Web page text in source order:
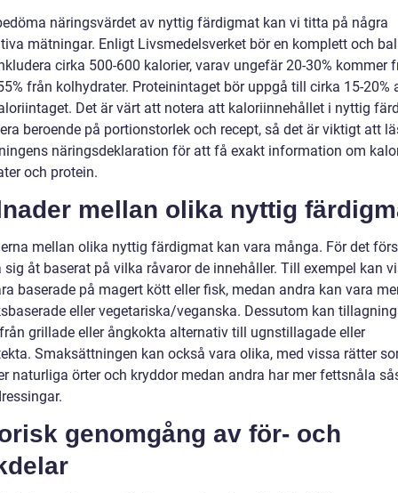
näringsvärdet av nyttig färdigmat kan vi titta på några
mätningar. Enligt Livsmedelsverket bör en komplett och
cirka 500-600 kalorier, varav ungefär 20-30% kommer
från kolhydrater. Proteinintaget bör uppgå till cirka 15-20%
Det är värt att notera att kaloriinnehållet i nyttig
beroende på portionstorlek och recept, så det är viktigt att
näringsdeklaration för att få exakt information om
och protein.
mellan olika nyttig
mellan olika nyttig färdigmat kan vara många. För det
sig åt baserat på vilka råvaror de innehåller. Till exempel kan
baserade på magert kött eller fisk, medan andra kan vara
eller vegetariska/veganska. Dessutom kan
grillade eller ångkokta alternativ till ugnstillagade eller
Smaksättningen kan också vara olika, med vissa rätter
naturliga örter och kryddor medan andra har mer fettsnåla
genomgång av för- och